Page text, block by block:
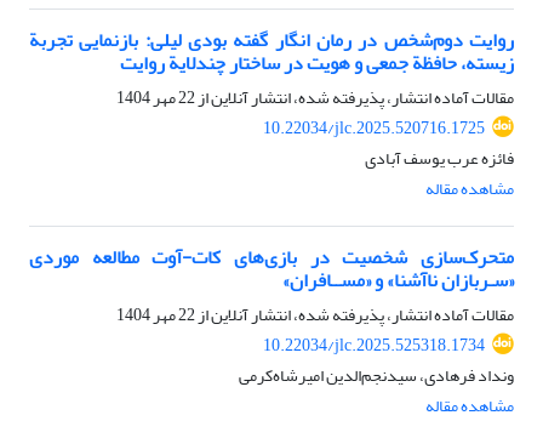
روایت دوم‌شخص در رمان انگار گفته بودی لیلی: بازنمایی تجربة
زیسته، حافظة جمعی و هویت در ساختار چندلایة روایت
مقالات آماده انتشار، پذیرفته شده، انتشار آنلاین از22 مهر 1404
10.22034/jlc.2025.520716.1725
فائزه عرب یوسف آبادی
مشاهده مقاله
متحرک‌سازی شخصیت در بازی‌های کات-آوت مطالعه موردی
«سـربازان ناآشنا» و «مســافران»
مقالات آماده انتشار، پذیرفته شده، انتشار آنلاین از22 مهر 1404
10.22034/jlc.2025.525318.1734
ونداد فرهادی، سید‌نجم‌الدین امیرشاه‌کرمی
مشاهده مقاله